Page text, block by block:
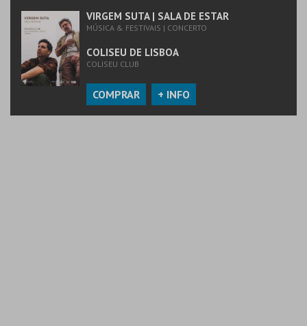
VIRGEM SUTA | SALA DE ESTAR
MÚSICA & FESTIVAIS | CONCERTO
COLISEU DE LISBOA
COLISEU CLUB
COMPRAR + INFO